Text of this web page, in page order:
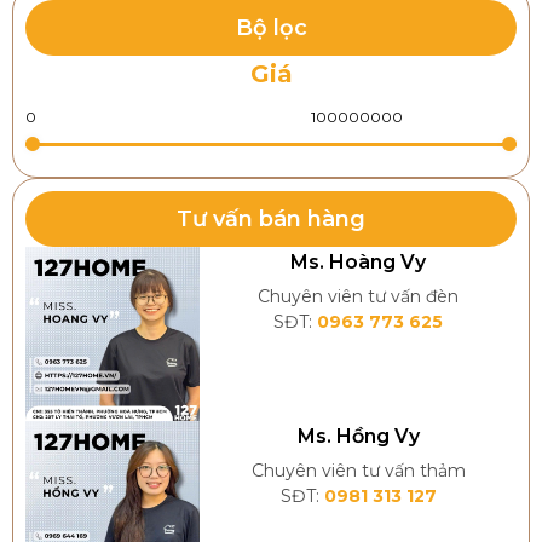
Bộ lọc
Giá
Tư vấn bán hàng
Ms. Hoàng Vy
Chuyên viên tư vấn đèn
SĐT: 0963 773 625
Ms. Hồng Vy
Chuyên viên tư vấn thảm
SĐT: 0981 313 127
Đèn chùm bát đá – Sự kết hợp hoàn hảo giữa
khung kim loại và chao đá tự nhiên.
2. Đặc Điểm Của Đèn Chùm Đồng
Bát Đá